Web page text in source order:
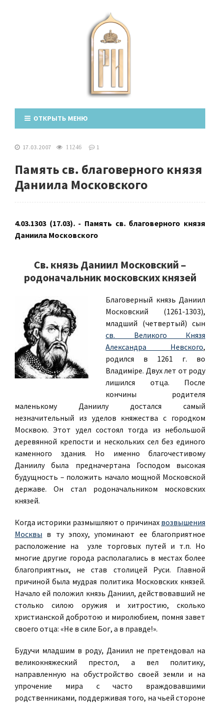
ОТКРЫТЬ МЕНЮ
17.03.2007 11246 1
Память св. благоверного князя
Даниила Московского
4.03.1303 (17.03). - Память св. благоверного князя
Даниила Московского
Св. князь Даниил Московский –
родоначальник московских князей
Благоверный князь Даниил
Московский (1261-1303),
младший (четвертый) сын
св. Великого Князя
Александра Невского,
родился в 1261 г. во
Владиміре. Двух лет от роду
лишился отца. После
кончины родителя
маленькому Даниилу достался самый
незначительный из уделов княжества с городком
Москвою. Этот удел состоял тогда из небольшой
деревянной крепости и нескольких сел без единого
каменного здания. Но именно благочестивому
Даниилу была предначертана Господом высокая
будущность – положить начало мощной Московской
державе. Он стал родоначальником московских
князей.
Когда историки размышляют о причинах возвышения
Москвы в ту эпоху, упоминают ее благоприятное
расположение на узле торговых путей и т.п. Но
многие другие города располагались в местах более
благоприятных, не став столицей Руси. Главной
причиной была мудрая политика Московских князей.
Начало ей положил князь Даниил, действовавший не
столько силою оружия и хитростию, сколько
христианской добротою и миролюбием, помня завет
своего отца: «Не в силе Бог, а в правде!».
Будучи младшим в роду, Даниил не претендовал на
великокняжеский престол, а вел политику,
направленную на обустройство своей земли и на
упрочение мира с часто враждовавшими
родственниками, поддерживая того, на чьей стороне